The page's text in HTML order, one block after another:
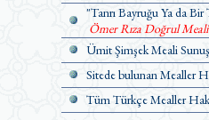
"Tanrı Bayruğu Ya da
Ömer Rıza Doğrul
Ümit Şimşek Meali Sunuş
Sitede bulunan Mealler
Tüm Türkçe Mealler